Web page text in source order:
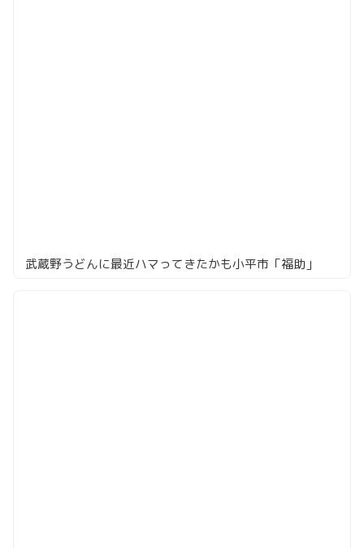
武蔵野うどんに最近ハマってきたかも小平市「福助」